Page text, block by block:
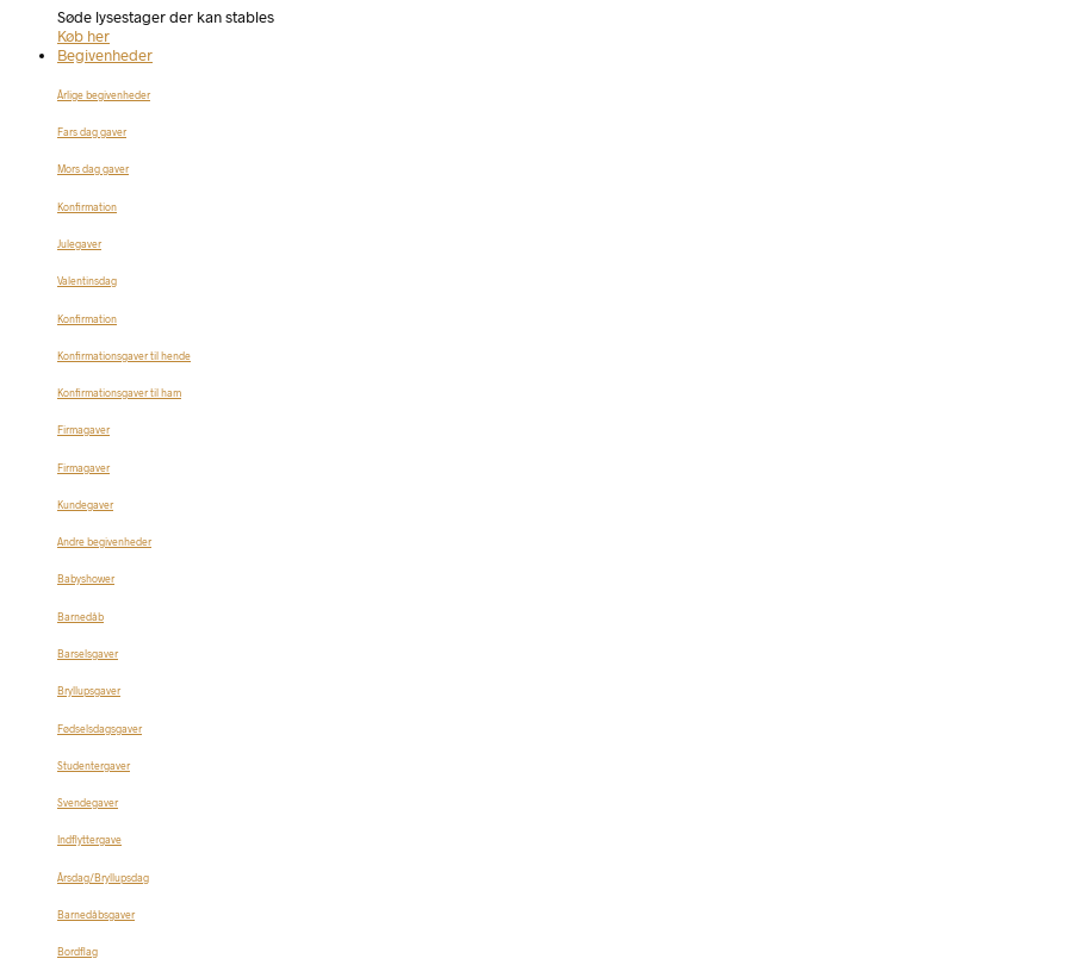
Søde lysestager der kan stables
Køb her
Begivenheder
Årlige begivenheder
Fars dag gaver
Mors dag gaver
Konfirmation
Julegaver
Valentinsdag
Konfirmation
Konfirmationsgaver til hende
Konfirmationsgaver til ham
Firmagaver
Firmagaver
Kundegaver
Andre begivenheder
Babyshower
Barnedåb
Barselsgaver
Bryllupsgaver
Fødselsdagsgaver
Studentergaver
Svendegaver
Indflyttergave
Årsdag/Bryllupsdag
Barnedåbsgaver
Bordflag